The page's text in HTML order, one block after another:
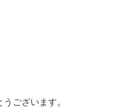
ございます。